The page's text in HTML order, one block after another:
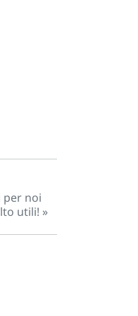
noi
utili! »